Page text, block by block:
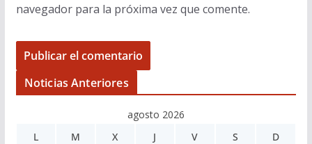
navegador para la próxima vez que comente.
Noticias Anteriores
agosto 2026
L
M X J V S D